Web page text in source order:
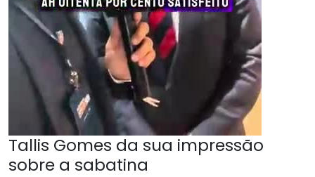
Tallis Gomes da sua impressão
sobre a sabatina